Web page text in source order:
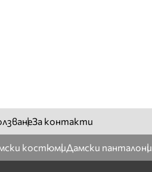
За контакти
костюмиДамски панталони